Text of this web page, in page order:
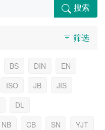
搜索
筛选
BS DIN
EN
ISO JB
JIS
DL
NB CB SN
YJT